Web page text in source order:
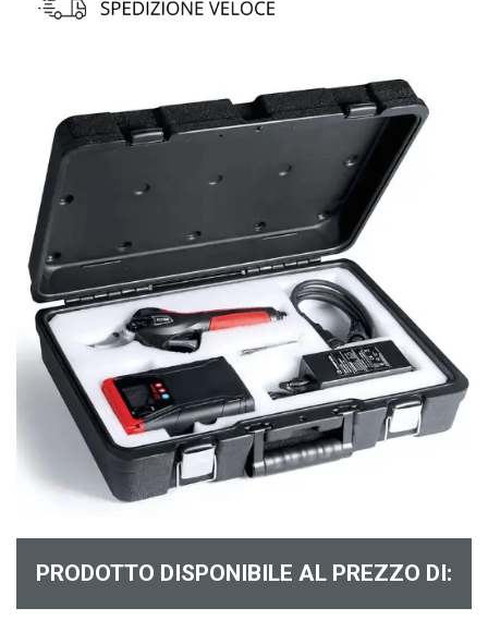
PRODOTTO DISPONIBILE AL PREZZO DI: